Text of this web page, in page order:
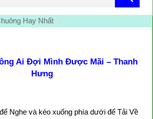
Hay Nhất
Ai Đợi Mình Được Mãi – Thanh
Hưng
Nghe và kéo xuống phía dưới để Tải Về